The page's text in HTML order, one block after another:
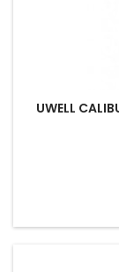
UWELL